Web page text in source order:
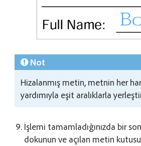
Not
Hizalanmış metin, metnin her
yardımıyla eşit aralıklarla
İşlemi tamamladığınızda bir
dokunun ve açılan metin